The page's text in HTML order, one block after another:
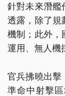
針對未來潛艦
透露，除了規
機制；此外，
運用、無人機
官兵拂曉出擊
準命中射擊